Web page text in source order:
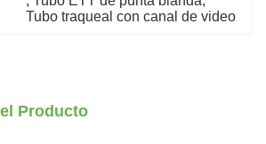
Tubo traqueal con canal de video
Producto